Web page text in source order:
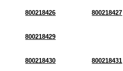
800218426 800218427
800218429
800218430 800218431